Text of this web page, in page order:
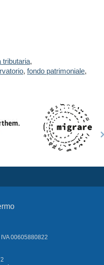
tributaria,
, fondo patrimoniale,
00605880822